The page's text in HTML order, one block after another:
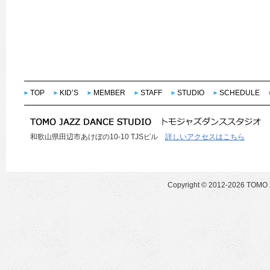
TOP KID’S MEMBER STAFF STUDIO SCHEDULE
和歌山県田辺市あけぼの10-10 TJSビル 詳しいアクセスはこちら
Copyright © 2012-2026 TOMO